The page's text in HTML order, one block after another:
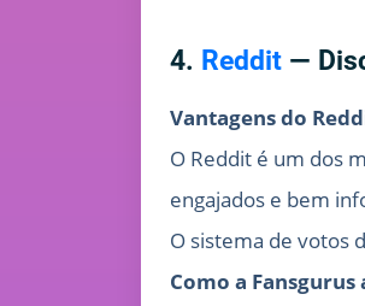
4. Reddit —
Vantagens do
O Reddit é um dos
engajados e bem
O sistema de votos
Como a Fansgurus